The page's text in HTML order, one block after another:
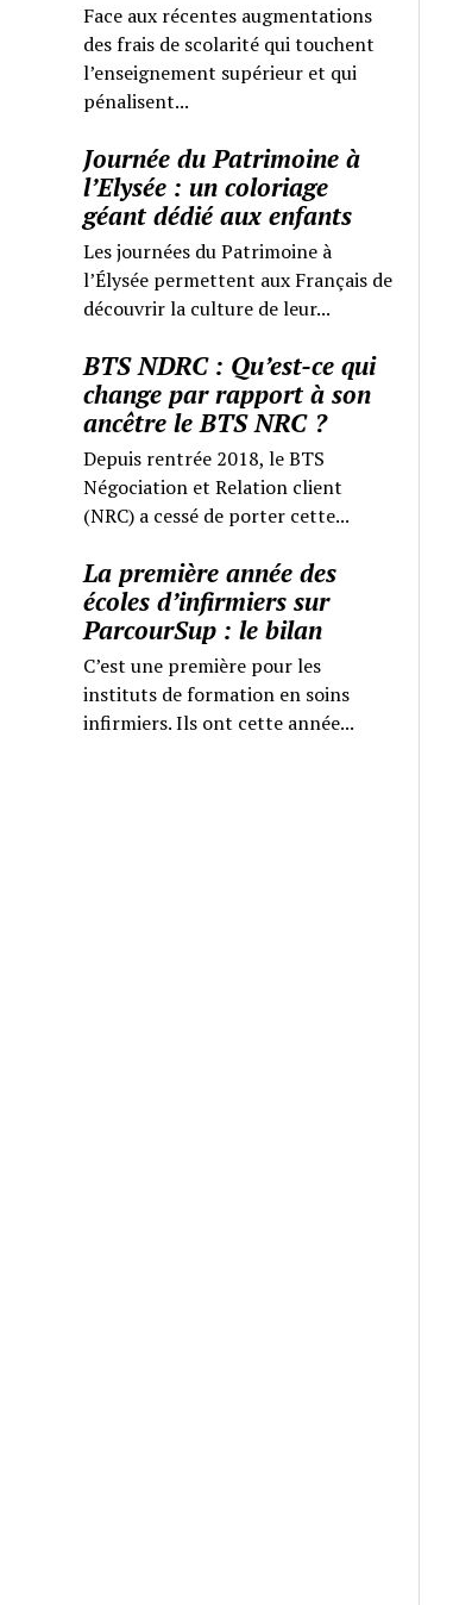
Face aux récentes augmentations
des frais de scolarité qui touchent
l’enseignement supérieur et qui
pénalisent...
Journée du Patrimoine à
l’Elysée : un coloriage
géant dédié aux enfants
Les journées du Patrimoine à
l’Élysée permettent aux Français de
découvrir la culture de leur...
BTS NDRC : Qu’est-ce qui
change par rapport à son
ancêtre le BTS NRC ?
Depuis rentrée 2018, le BTS
Négociation et Relation client
(NRC) a cessé de porter cette...
La première année des
écoles d’infirmiers sur
ParcourSup : le bilan
C’est une première pour les
instituts de formation en soins
infirmiers. Ils ont cette année...